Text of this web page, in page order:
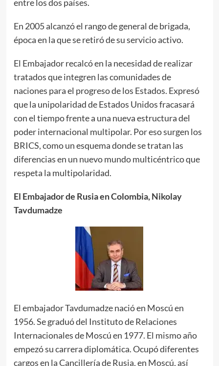
entre los dos países.
En 2005 alcanzó el rango de general de brigada,
época en la que se retiró de su servicio activo.
El Embajador recalcó en la necesidad de realizar
tratados que integren las comunidades de
naciones para el progreso de los Estados. Expresó
que la unipolaridad de Estados Unidos fracasará
con el tiempo frente a una nueva estructura del
poder internacional multipolar. Por eso surgen los
BRICS, como un esquema donde se tratan las
diferencias en un nuevo mundo multicéntrico que
respeta la multipolaridad.
El Embajador de Rusia en Colombia, Nikolay
Tavdumadze
El embajador Tavdumadze nació en Moscú en
1956. Se graduó del Instituto de Relaciones
Internacionales de Moscú en 1977. El mismo año
empezó su carrera diplomática. Ocupó diferentes
cargos en la Cancillería de Rusia, en Moscú, así